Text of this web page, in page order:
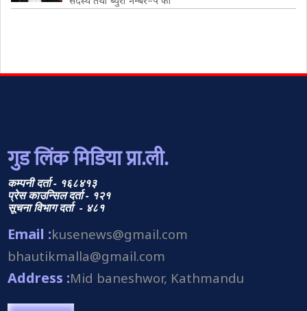
गुड लिंक मिडिया प्रा.ली.
कम्पनी दर्ता - १६८४१३
प्रेस काउन्सिल दर्ता - १२१
सूचना विभाग दर्ता - ४८१
Email :kusenews@gmail.com
bhautikmalla@gmail.com
Address :Mid baneshwor, Kathmandu